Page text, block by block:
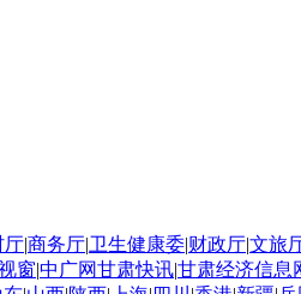
厅|商务厅|卫生健康委|财政厅|文旅
窗|中广网甘肃快讯|甘肃经济信息